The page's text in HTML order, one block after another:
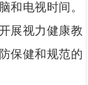
和电视时间。
展视力健康教
保健和规范的